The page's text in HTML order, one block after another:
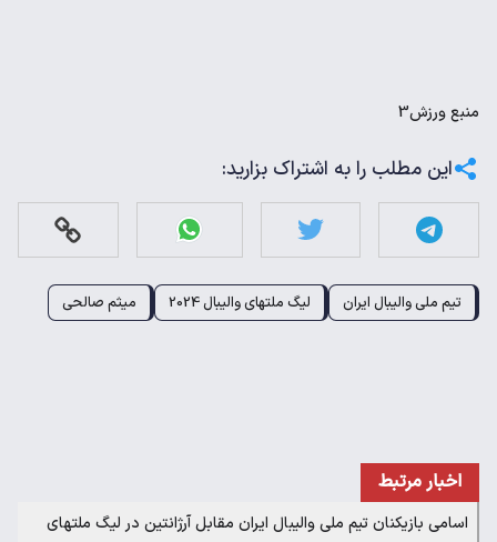
منبعورزش3
این مطلب را به اشتراک بزارید:
تیم ملی والیبال ایران لیگ ملتهای والیبال 2024 میثم صالحی
اخبار مرتبط
اسامی بازیکنان تیم ملی والیبال ایران مقابل آرژانتین در لیگ ملتهای